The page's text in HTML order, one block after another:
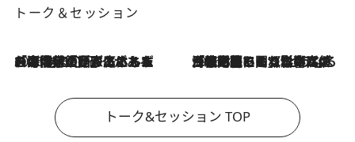
トーク＆セッション
2026.8.3
「今後値上げがあるとすれば…」「リスクがあるのは今年の冬」エネルギー専門家が語る、ホルムズ海峡封鎖が家庭にもたらす“ある心配” 2026.8.3
「住宅建てられない…」「サーチャージ料の高値が続いている」ホルムズ海峡封鎖による影響はいつまで続く？《エネルギー専門家に聞く“どうなる日本の暮らし”》
トーク&セッション TOP